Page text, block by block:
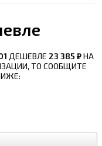
ДЕШЕВЛЕ 23 385 ₽НА
ТО СООБЩИТЕ